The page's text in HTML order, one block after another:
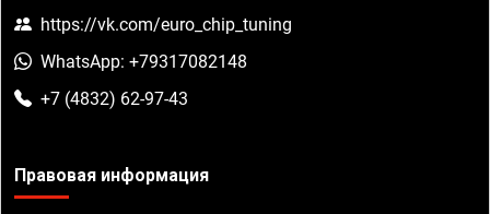
https://vk.com/euro_chip_tuning
WhatsApp: +79317082148
+7 (4832) 62-97-43
Правовая информация